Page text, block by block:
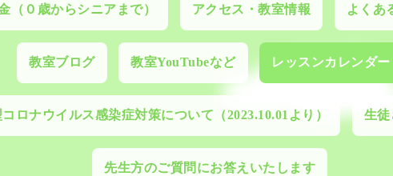
（０歳からシニアまで） アクセス・教室情報 よくあ
教室ブログ 教室YouTubeなど レッスンカレンダー
ロナウイルス感染症対策について（2023.10.01より） 生
先生方のご質問にお答えいたします